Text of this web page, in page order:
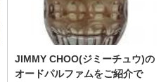
JIMMY CHOO(ジミーチュウ)の
オードパルファムをご紹介で